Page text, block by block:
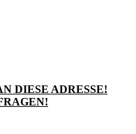
DIESE ADRESSE!